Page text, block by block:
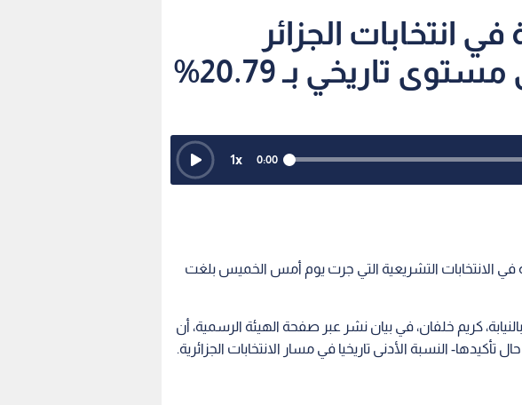
انتخابات الجزائر
تاريخي بـ 20.79%
0:00
1x
في الانتخابات التشريعية التي جرت يوم أمس الخميس بلغت
كريم خلفان، في بيان نشر عبر صفحة الهيئة الرسمية، أن
تأكيدها- النسبة الأدنى تاريخيا في مسار الانتخابات الجزائرية.